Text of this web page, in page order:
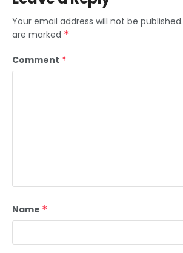
Your email address will not be published.
are marked *
Comment *
Name *